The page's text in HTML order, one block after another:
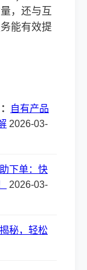
，还与互
能有效提
：
自有产品
2026-03-
下单：快
2026-03-
秘，轻松